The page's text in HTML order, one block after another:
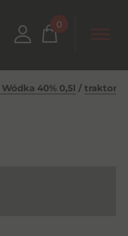
0
40% 0,5l / traktor